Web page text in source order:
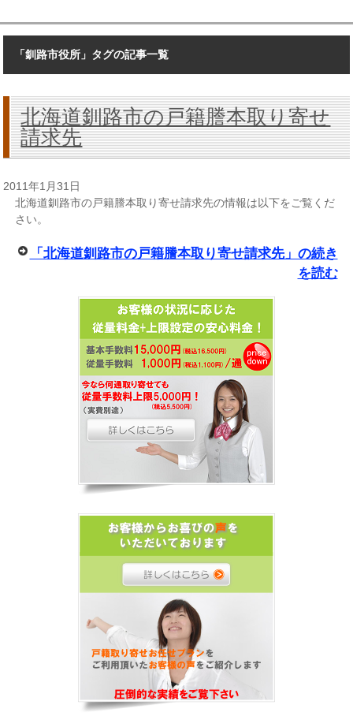
「釧路市役所」タグの記事一覧
北海道釧路市の戸籍謄本取り寄せ
請求先
2011年1月31日
北海道釧路市の戸籍謄本取り寄せ請求先の情報は以下をご覧くだ
さい。
「北海道釧路市の戸籍謄本取り寄せ請求先」の続き
を読む